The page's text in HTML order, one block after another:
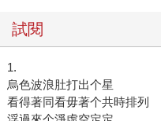
試閱
1.
烏色波浪肚打出个星
看得著同看毋著个共時排列